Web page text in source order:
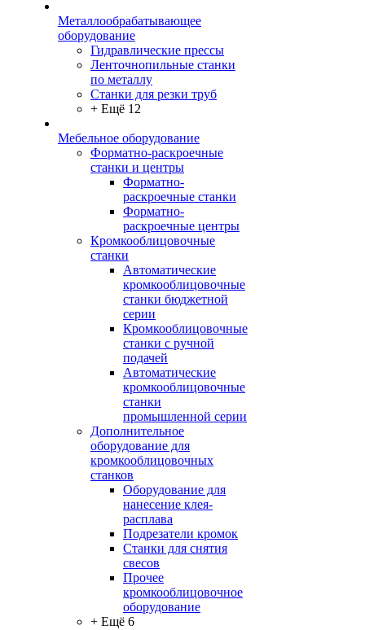
Металлообрабатывающее
оборудование
Гидравлические прессы
Ленточнопильные станки
по металлу
Станки для резки труб
+ Ещё 12
Мебельное оборудование
Форматно-раскроечные
станки и центры
Форматно-
раскроечные станки
Форматно-
раскроечные центры
Кромкооблицовочные
станки
Автоматические
кромкооблицовочные
станки бюджетной
серии
Кромкооблицовочные
станки с ручной
подачей
Автоматические
кромкооблицовочные
станки
промышленной серии
Дополнительное
оборудование для
кромкооблицовочных
станков
Оборудование для
нанесение клея-
расплава
Подрезатели кромок
Станки для снятия
свесов
Прочее
кромкооблицовочное
оборудование
+ Ещё 6